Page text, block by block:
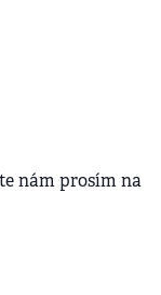
nám prosím na